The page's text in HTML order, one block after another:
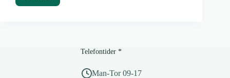
Telefontider *
Man-Tor 09-17